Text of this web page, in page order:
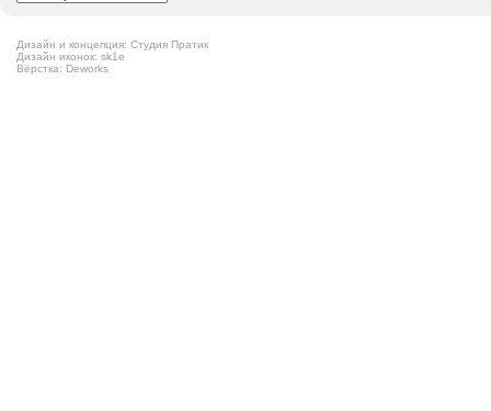
Дизайн и концепция: Студия Пратик
Дизайн иконок: sk1e
Вёрстка: Deworks